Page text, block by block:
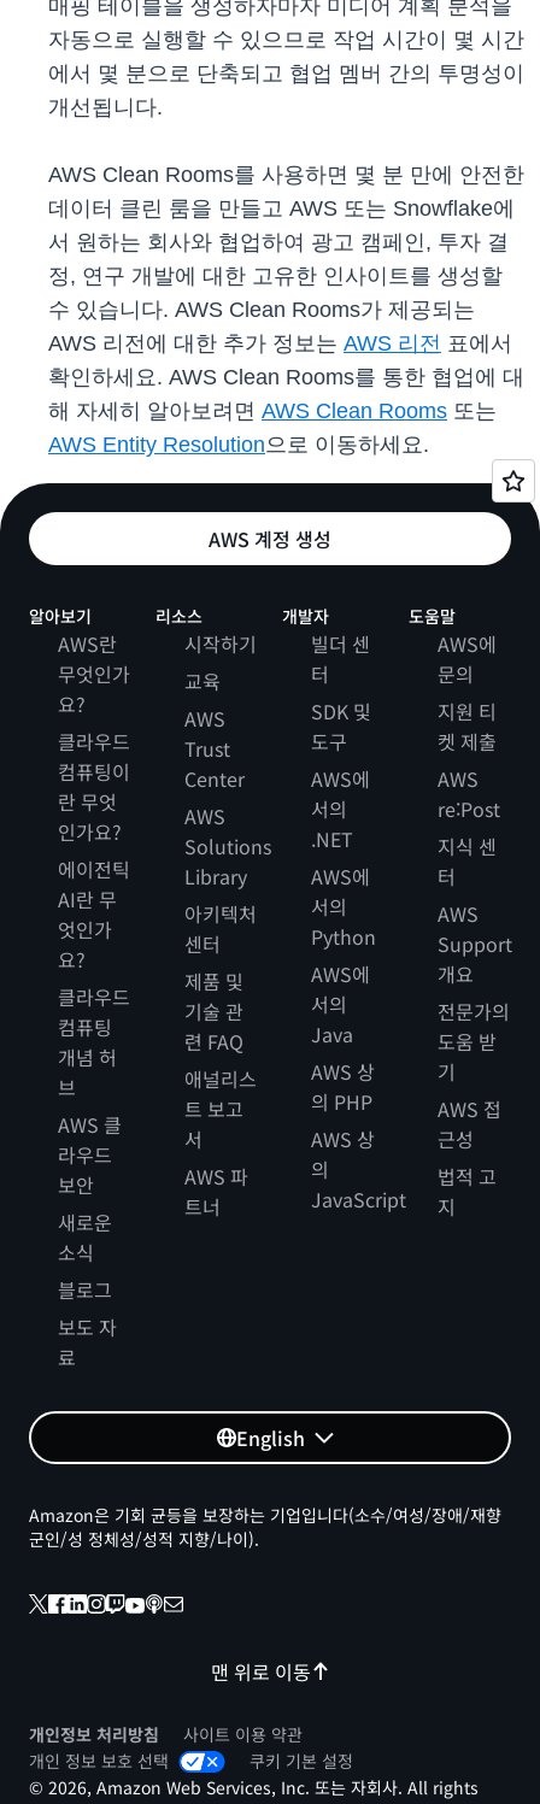
매핑 테이블을 생성하자마자 미디어 계획 분석을
자동으로 실행할 수 있으므로 작업 시간이 몇 시간
에서 몇 분으로 단축되고 협업 멤버 간의 투명성이
개선됩니다.
AWS Clean Rooms를 사용하면 몇 분 만에 안전한
데이터 클린 룸을 만들고 AWS 또는 Snowflake에
서 원하는 회사와 협업하여 광고 캠페인, 투자 결
정, 연구 개발에 대한 고유한 인사이트를 생성할
수 있습니다. AWS Clean Rooms가 제공되는
AWS 리전에 대한 추가 정보는 AWS 리전 표에서
확인하세요. AWS Clean Rooms를 통한 협업에 대
해 자세히 알아보려면 AWS Clean Rooms 또는
AWS Entity Resolution으로 이동하세요.
AWS 계정 생성
알아보기
AWS란
무엇인가
요?
클라우드
컴퓨팅이
란 무엇
인가요?
에이전틱
AI란 무
엇인가
요?
클라우드
컴퓨팅
개념 허
브
AWS 클
라우드
보안
새로운
소식
블로그
보도 자
료
리소스
시작하기
교육
AWS
Trust
Center
AWS
Solutions
Library
아키텍처
센터
제품 및
기술 관
련 FAQ
애널리스
트 보고
서
AWS 파
트너
개발자
빌더 센
터
SDK 및
도구
AWS에
서의
.NET
AWS에
서의
Python
AWS에
서의
Java
AWS 상
의 PHP
AWS 상
의
JavaScript
도움말
AWS에
문의
지원 티
켓 제출
AWS
re:Post
지식 센
터
AWS
Support
개요
전문가의
도움 받
기
AWS 접
근성
법적 고
지
English
맨 위로 이동
Amazon은 기회 균등을 보장하는 기업입니다(소수/여성/장애/재향
군인/성 정체성/성적 지향/나이).
개인정보 처리방침
사이트 이용 약관
개인 정보 보호 선택
쿠키 기본 설정
© 2026, Amazon Web Services, Inc. 또는 자회사. All rights